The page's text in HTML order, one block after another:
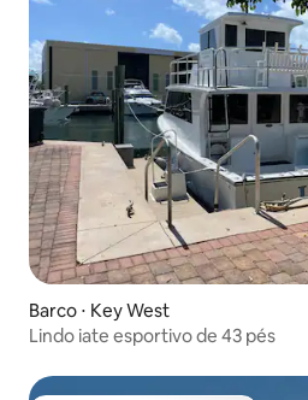
Barco ⋅ Key West
Lindo iate esportivo de 43 pés